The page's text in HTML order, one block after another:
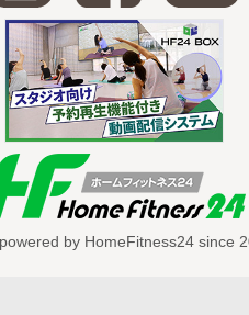
ナタのための田中
ササイズ
こちらの特集ペー
っと詳しくなりま
by HomeFitness24 since